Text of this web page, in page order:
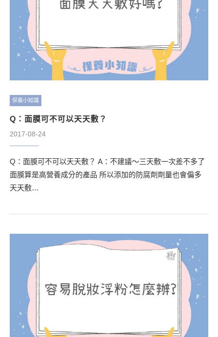
保養小知識
Q：面膜可不可以天天敷？
2017-08-24
Q：面膜可不可以天天敷？ A：不建議～三天敷一次差不多了
面膜算是高營養成分的產品 所以添加的防腐劑劑量也會偏多
天天敷…